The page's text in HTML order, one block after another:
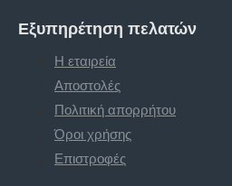
Εξυπηρέτηση πελατών
Η εταιρεία
Αποστολές
Πολιτική απορρήτου
Όροι χρήσης
Επιστροφές